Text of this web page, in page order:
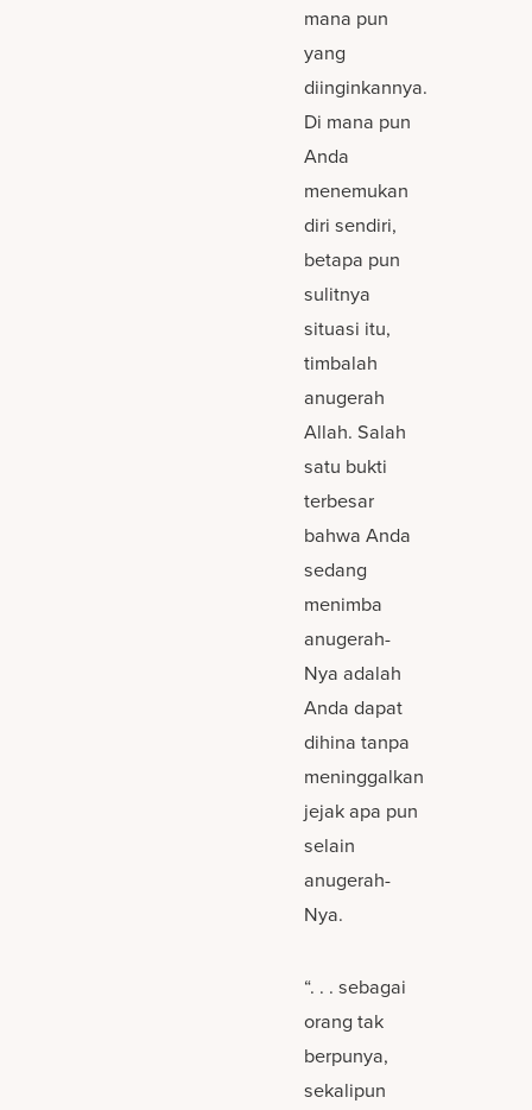
mana pun
yang
diinginkannya.
Di mana pun
Anda
menemukan
diri sendiri,
betapa pun
sulitnya
situasi itu,
timbalah
anugerah
Allah. Salah
satu bukti
terbesar
bahwa Anda
sedang
menimba
anugerah-
Nya adalah
Anda dapat
dihina tanpa
meninggalkan
jejak apa pun
selain
anugerah-
Nya.
“. . . sebagai
orang tak
berpunya,
sekalipun